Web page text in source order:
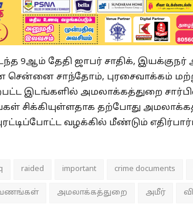
9ஆம் தேதி ஜாபர் சாதிக்,
சாந்தோம், புரசைவாக்கம் மற்றும்
இடங்களில் அமலாக்கத்துறை
சிக்கியுள்ளதாக தற்போது
வழக்கில் மீண்டும்
raided important crime documents
அமலாக்கத்துறை அமீர்